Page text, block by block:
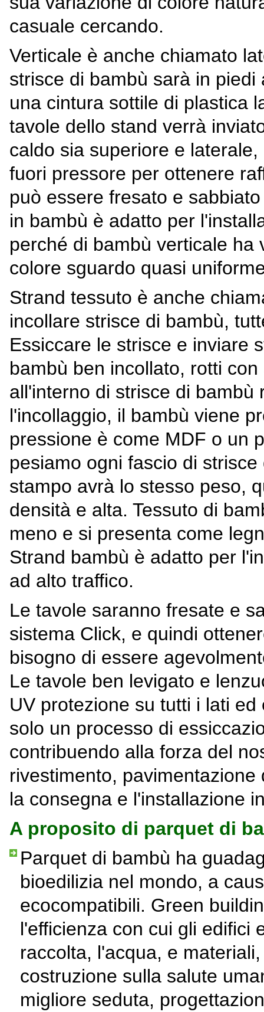
casuale cercando.
Verticale è anche chiamato
strisce di bambù sarà in
una cintura sottile di plastica
tavole dello stand verrà
caldo sia superiore e
fuori pressore per ottenere
può essere fresato e
in bambù è adatto per
perché di bambù verticale
colore sguardo quasi
Strand tessuto è anche
incollare strisce di bambù,
Essiccare le strisce e inviare
bambù ben incollato, rotti
all'interno di strisce di
l'incollaggio, il bambù viene
pressione è come MDF o un
pesiamo ogni fascio di
stampo avrà lo stesso peso,
densità e alta. Tessuto di
meno e si presenta come
Strand bambù è adatto per
ad alto traffico.
Le tavole saranno fresate e
sistema Click, e quindi
bisogno di essere
Le tavole ben levigato e
UV protezione su tutti i lati
solo un processo di
contribuendo alla forza del
rivestimento,
la consegna e l'installazione
A proposito di parquet di
Parquet di bambù ha
bioedilizia nel mondo, a
ecocompatibili. Green
l'efficienza con cui gli edifici
raccolta, l'acqua, e
costruzione sulla salute
migliore seduta,